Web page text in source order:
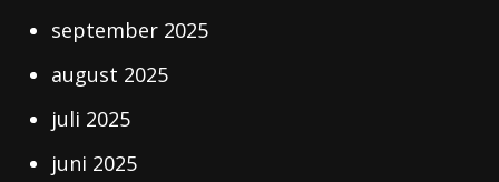
september 2025
august 2025
juli 2025
juni 2025